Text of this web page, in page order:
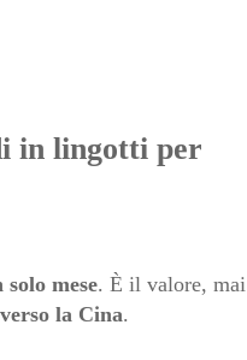
in lingotti per
mese. È il valore, mai
la Cina.